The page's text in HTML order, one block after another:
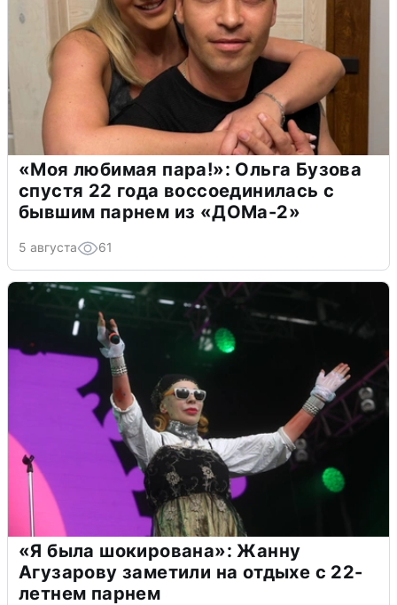
«Моя любимая пара!»: Ольга Бузова
спустя 22 года воссоединилась с
бывшим парнем из «ДОМа-2»
5 августа 61
«Я была шокирована»: Жанну
Агузарову заметили на отдыхе с 22-
летнем парнем